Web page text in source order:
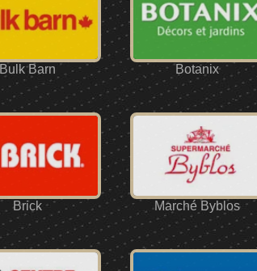
Bulk Barn Botanix
Brick Marché Byblos